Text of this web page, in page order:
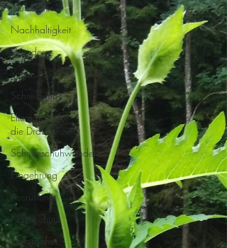
Nützliches
Nachhaltigkeit
Wandern
Yoga
Schreibstube
Eltern-Tipps für
die Draußenzeit
Schneeschuhwandern
Ernaehrung
Ausrüstung
Naturschutz
Historisches